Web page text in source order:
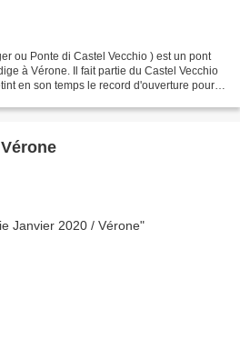
ou Ponte di Castel Vecchio ) est un pont
à Vérone. Il fait partie du Castel Vecchio
en son temps le record d'ouverture pour